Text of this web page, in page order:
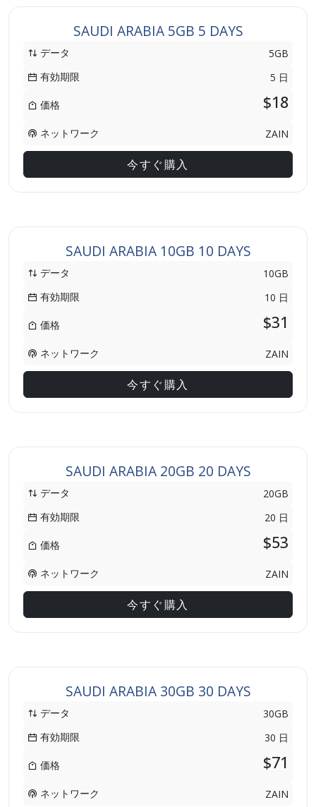
SAUDI ARABIA 5GB 5 DAYS
データ
5GB
有効期限
5 日
価格 $18
ネットワーク ZAIN
今すぐ購入
SAUDI ARABIA 10GB 10 DAYS
データ
10GB
有効期限
10 日
価格 $31
ネットワーク ZAIN
今すぐ購入
SAUDI ARABIA 20GB 20 DAYS
データ
20GB
有効期限
20 日
価格 $53
ネットワーク ZAIN
今すぐ購入
SAUDI ARABIA 30GB 30 DAYS
データ
30GB
有効期限
30 日
価格 $71
ネットワーク ZAIN